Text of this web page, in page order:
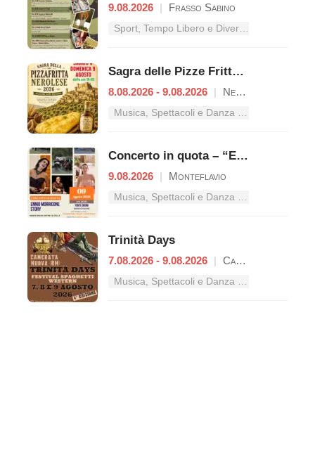
9.08.2026 | Frasso Sabino
Sagra delle Pizze Fritte Nerolesi
8.08.2026 - 9.08.2026 | Nerola
Concerto in quota – “Ennio Morricone Story”
9.08.2026 | Monteflavio
Trinità Days
7.08.2026 - 9.08.2026 | Camerata Nuova